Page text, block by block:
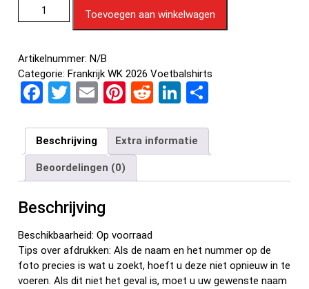
Toevoegen aan winkelwagen
Artikelnummer:N/B
Categorie:Frankrijk WK 2026 Voetbalshirts
F
ce
b
o
o
k
T
tt
er
E
ail
Pi
er
es
t
R
d
di
t
Li
ke
dI
n
e
n
Beschrijving Extra informatie
Beoordelingen (0)
Beschrijving
Beschikbaarheid: Op voorraad
Tips over afdrukken: Als de naam en het nummer op de
foto precies is wat u zoekt, hoeft u deze niet opnieuw in te
voeren. Als dit niet het geval is, moet u uw gewenste naam